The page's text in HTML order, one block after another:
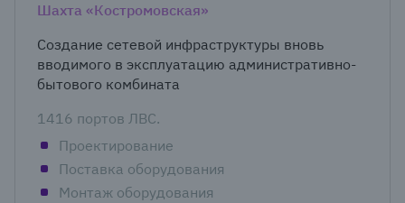
Шахта «Костромовская»
Создание сетевой инфраструктуры вновь
вводимого в эксплуатацию административно-
бытового комбината
1416 портов ЛВС.
Проектирование
Поставка оборудования
Монтаж оборудования